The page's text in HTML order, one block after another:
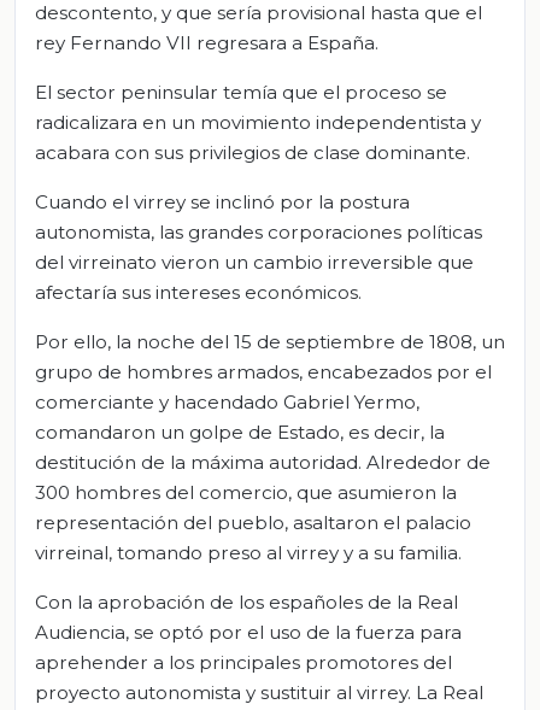
descontento, y que sería provisional hasta que el
rey Fernando VII regresara a España.
El sector peninsular temía que el proceso se
radicalizara en un movimiento independentista y
acabara con sus privilegios de clase dominante.
Cuando el virrey se inclinó por la postura
autonomista, las grandes corporaciones políticas
del virreinato vieron un cambio irreversible que
afectaría sus intereses económicos.
Por ello, la noche del 15 de septiembre de 1808, un
grupo de hombres armados, encabezados por el
comerciante y hacendado Gabriel Yermo,
comandaron un golpe de Estado, es decir, la
destitución de la máxima autoridad. Alrededor de
300 hombres del comercio, que asumieron la
representación del pueblo, asaltaron el palacio
virreinal, tomando preso al virrey y a su familia.
Con la aprobación de los españoles de la Real
Audiencia, se optó por el uso de la fuerza para
aprehender a los principales promotores del
proyecto autonomista y sustituir al virrey. La Real